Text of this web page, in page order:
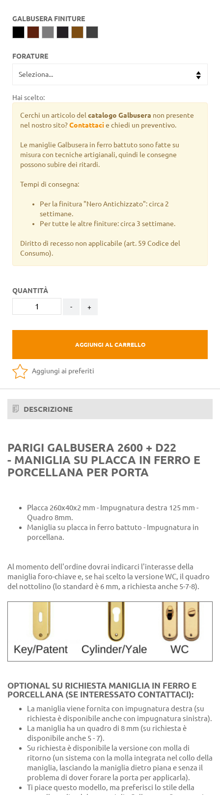
GALBUSERA FINITURE
FORATURE
Hai scelto:
Cerchi un articolo del catalogo Galbusera non presente
nel nostro sito?Contattacie chiedi un preventivo.
Le maniglie Galbusera in ferro battuto sono fatte su
misura con tecniche artigianali, quindi le consegne
possono subire dei ritardi.
Tempi di consegna:
Per la finitura "Nero Antichizzato": circa 2
settimane.
Per tutte le altre finiture: circa 3 settimane.
Diritto di recesso non applicabile (art. 59 Codice del
Consumo).
QUANTITÀ
- +
AGGIUNGI AL CARRELLO
Aggiungi ai preferiti
DESCRIZIONE
PARIGI GALBUSERA 2600 + D22
- MANIGLIA SU PLACCA IN FERRO E
PORCELLANA PER PORTA
Placca 260x40x2 mm - Impugnatura destra 125 mm -
Quadro 8mm.
Maniglia su placca in ferro battuto - Impugnatura in
porcellana.
Al momento dell'ordine dovrai indicarci l'interasse della
maniglia foro-chiave e, se hai scelto la versione WC, il quadro
del nottolino (lo standard è 6 mm, a richiesta anche 5-7-8).
OPTIONAL SU RICHIESTA MANIGLIA IN FERRO E
PORCELLANA (SE INTERESSATO CONTATTACI):
La maniglia viene fornita con impugnatura destra (su
richiesta è disponibile anche con impugnatura sinistra).
La maniglia ha un quadro di 8 mm (su richiesta è
disponibile anche 5 - 7).
Su richiesta è disponibile la versione con molla di
ritorno (un sistema con la molla integrata nel collo della
maniglia, lasciando la maniglia dietro piana e senza il
problema di dover forare la porta per applicarla).
Ti piace questo modello, ma preferisci lo stile della